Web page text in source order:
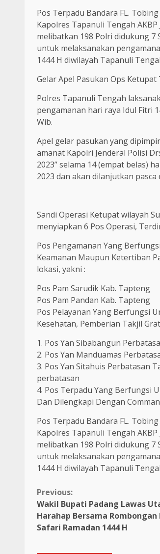
Pos Terpadu Bandara FL.
Kapolres Tapanuli Tengah
melibatkan 198 Polri didukung
untuk melaksanakan
1444 H diwilayah Tapanuli
Gelar Apel Pasukan Ops Ketupat
Polres Tapanuli Tengah
pengamanan hari raya Idul Fitri
Wib.
Apel gelar pasukan yang
amanat Kapolri Jenderal Polisi
2023” selama 14 (empat belas)
2023 dan akan dilanjutkan pasca
Sandi Operasi Ketupat wilayah
menyiapkan 6 Pos Operasi,
Pos Pengamanan Yang
Keamanan Maupun Ketertiban
lokasi, yakni :
Pos Pam Sarudik Kab. Tapteng
Pos Pam Pandan Kab. Tapteng
Pos Pelayanan Yang Berfungsi
Kesehatan, Pemberian Takjil
1. Pos Yan Sibabangun
2. Pos Yan Manduamas
3. Pos Yan Sitahuis Perbatasan
perbatasan
4. Pos Terpadu Yang Berfungsi
Dan Dilengkapi Dengan
Pos Terpadu Bandara FL.
Kapolres Tapanuli Tengah
melibatkan 198 Polri didukung
untuk melaksanakan
1444 H diwilayah Tapanuli
Continue
Reading
Previous:
Wakil Bupati Padang Lawas
Harahap Bersama
Safari Ramadan 1444 H